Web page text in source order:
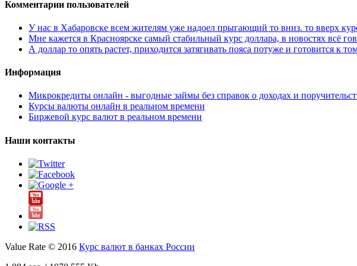
Комментарии пользователей
У нас в Хабаровске всем жителям уже надоел прыгающий то вниз. то вверх
Мне кажется в Красноярске самый стабильный курс доллара, в новостях всё
А доллар то опять растет, приходится затягивать пояса потуже и готовится к
Информация
Микрокредиты онлайн - выгодные займы без справок о доходах и
Курсы валюты онлайн в реальном времени
Биржевой курс валют в реальном времени
Наши контакты
Value Rate © 2016 Курс валют в банках России